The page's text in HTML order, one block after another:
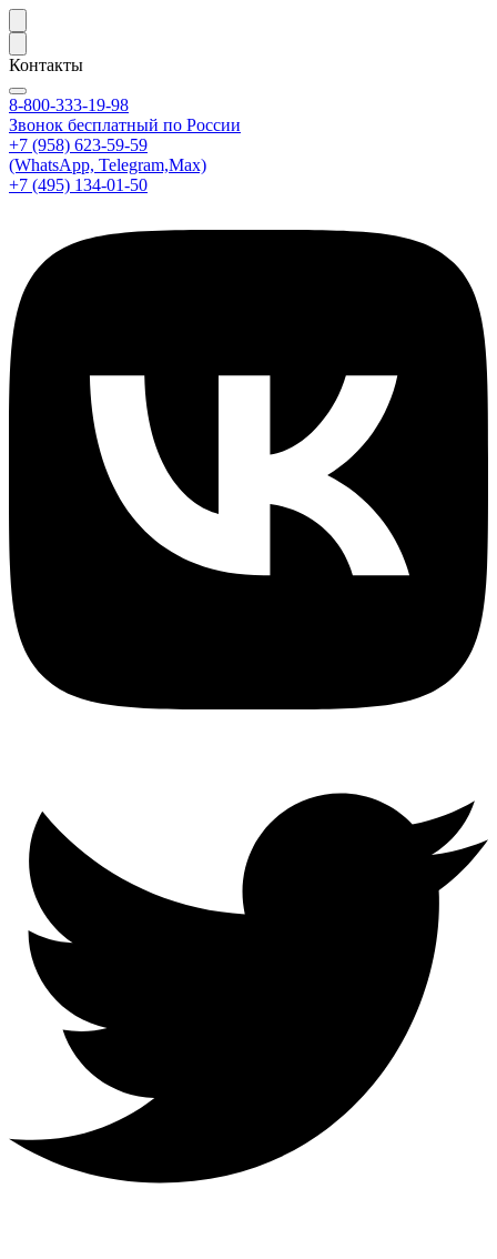
Контакты
8-800-333-19-98
Звонок бесплатный по России
+7 (958) 623-59-59
(WhatsApp, Telegram,Max)
+7 (495) 134-01-50